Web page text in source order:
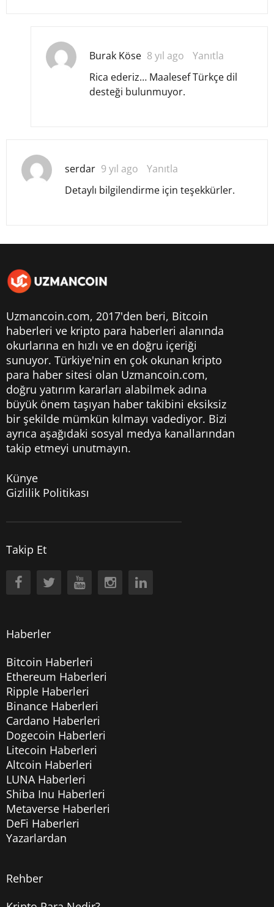
Burak Köse 8 yıl ago
Yanıtla
Rica ederiz… Maalesef Türkçe dil
desteği bulunmuyor.
serdar 9 yıl ago
Yanıtla
Detaylı bilgilendirme için teşekkürler.
Uzmancoin.com, 2017'den beri, Bitcoin
haberleri ve kripto para haberleri alanında
okurlarına en hızlı ve en doğru içeriği
sunuyor. Türkiye'nin en çok okunan kripto
para haber sitesi olan Uzmancoin.com,
doğru yatırım kararları alabilmek adına
büyük önem taşıyan haber takibini eksiksiz
bir şekilde mümkün kılmayı vadediyor. Bizi
ayrıca aşağıdaki sosyal medya kanallarından
takip etmeyi unutmayın.
Künye
Gizlilik Politikası
Takip Et
Haberler
Bitcoin Haberleri
Ethereum Haberleri
Ripple Haberleri
Binance Haberleri
Cardano Haberleri
Dogecoin Haberleri
Litecoin Haberleri
Altcoin Haberleri
LUNA Haberleri
Shiba Inu Haberleri
Metaverse Haberleri
DeFi Haberleri
Yazarlardan
Rehber